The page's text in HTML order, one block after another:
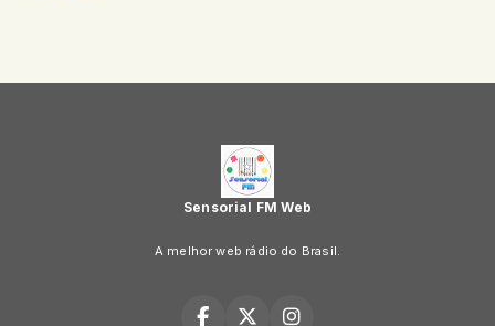
Sensorial FM Web
A melhor web rádio do Brasil.